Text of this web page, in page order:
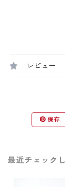
レビュー
保存
最近チェック